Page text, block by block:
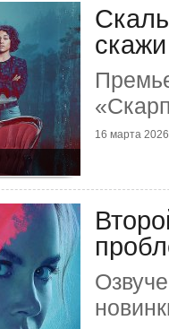
скажи
16 марта 2026